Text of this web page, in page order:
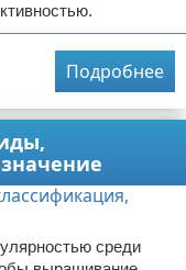
Подробнее
среди